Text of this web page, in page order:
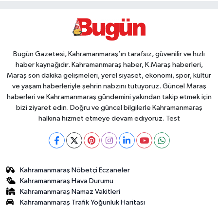
Bugün Gazetesi, Kahramanmaraş’ın tarafsız, güvenilir ve hızlı
haber kaynağıdır. Kahramanmaraş haber, K.Maraş haberleri,
Maraş son dakika gelişmeleri, yerel siyaset, ekonomi, spor, kültür
ve yaşam haberleriyle şehrin nabzını tutuyoruz. Güncel Maraş
haberleri ve Kahramanmaraş gündemini yakından takip etmek için
bizi ziyaret edin. Doğru ve güncel bilgilerle Kahramanmaraş
halkına hizmet etmeye devam ediyoruz. Test
Kahramanmaraş Nöbetçi Eczaneler
Kahramanmaraş Hava Durumu
Kahramanmaraş Namaz Vakitleri
Kahramanmaraş Trafik Yoğunluk Haritası